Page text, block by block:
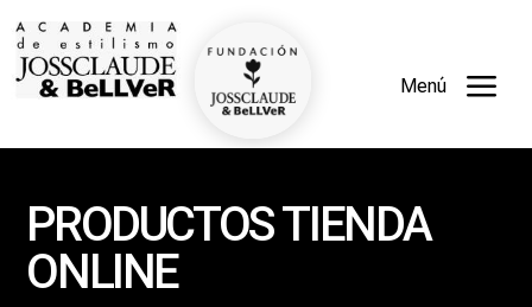
Menú a
PRODUCTOS TIENDA
ONLINE